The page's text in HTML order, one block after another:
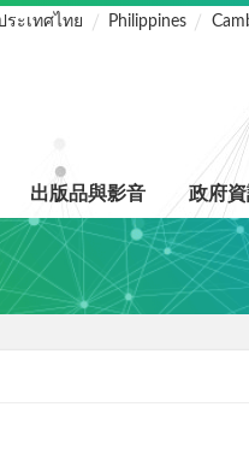
ระเทศไทย Philippines
出版品與影音 政府